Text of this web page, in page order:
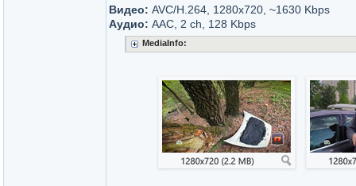
Видео: AVC/H.264, 1280x720, ~1630 Kbps
Аудио: AAC, 2 ch, 128 Kbps
MediaInfo: